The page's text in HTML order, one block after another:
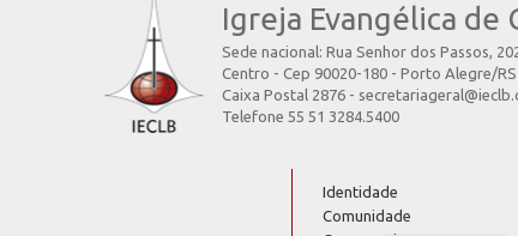
Igreja Evangélica de
Sede nacional: Rua Senhor dos Passos,
Centro - Cep 90020-180 - Porto Alegre/
Caixa Postal 2876 -
Telefone 55 51 3284.5400
Identidade
Comunidade